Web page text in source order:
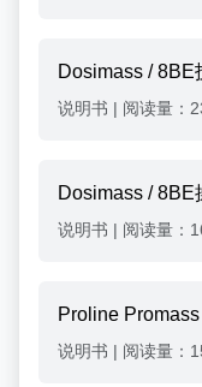
Dosimass / 8BE
说明书 | 阅读量：
Dosimass / 8BE
说明书 | 阅读量：
Proline
说明书 | 阅读量：